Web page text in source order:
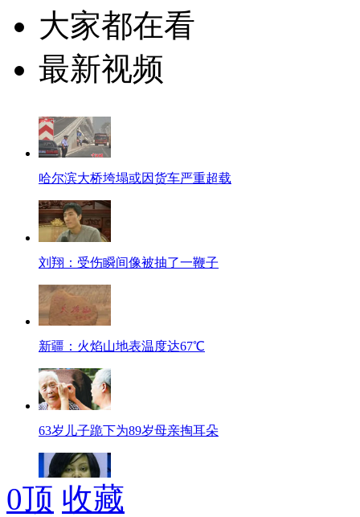
大家都在看
最新视频
哈尔滨大桥垮塌或因货车严重超载
刘翔：受伤瞬间像被抽了一鞭子
新疆：火焰山地表温度达67℃
63岁儿子跪下为89岁母亲掏耳朵
美国：女子斩首亲子后自杀
0顶 收藏